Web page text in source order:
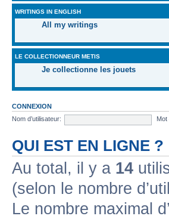
WRITINGS IN ENGLISH
All my writings
LE COLLECTIONNEUR METIS
Je collectionne les jouets
CONNEXION
Nom d’utilisateur:
Mot
QUI EST EN LIGNE ?
Au total, il y a 14
(selon le nombre
Le nombre maximal